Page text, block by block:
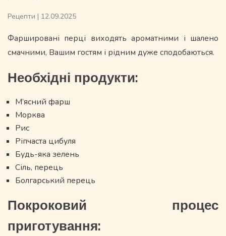
Рецепти | 12.09.2025
Фаршировані перці виходять ароматними і шалено
смачними, Вашим гостям і рідним дуже сподобаються.
Необхідні продукти:
М’ясний фарш
Морква
Рис
Ріпчаста цибуля
Будь-яка зелень
Сіль, перець
Болгарський перець
Покроковий процес
приготування: